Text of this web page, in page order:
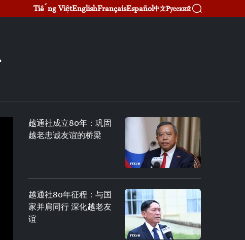
Tiếng ViệtEnglishFrançaisEspañol中文Русский
越通社成立80年：巩固
越老忠诚友谊的桥梁
越通社80年征程：与国
家并肩同行 深化越老友
谊